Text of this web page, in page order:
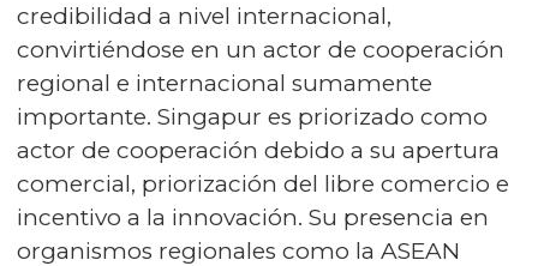
credibilidad a nivel internacional,
convirtiéndose en un actor de cooperación
regional e internacional sumamente
importante. Singapur es priorizado como
actor de cooperación debido a su apertura
comercial, priorización del libre comercio e
incentivo a la innovación. Su presencia en
organismos regionales como la ASEAN